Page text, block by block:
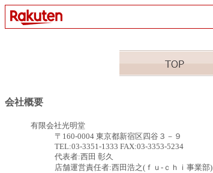
会社概要
有限会社光明堂
〒160-0004 東京都新宿区四谷３－９
TEL:03-3351-1333 FAX:03-3353-5234
代表者:西田 彰久
店舗運営責任者:西田浩之(ｆｕ-ｃｈｉ事業部)